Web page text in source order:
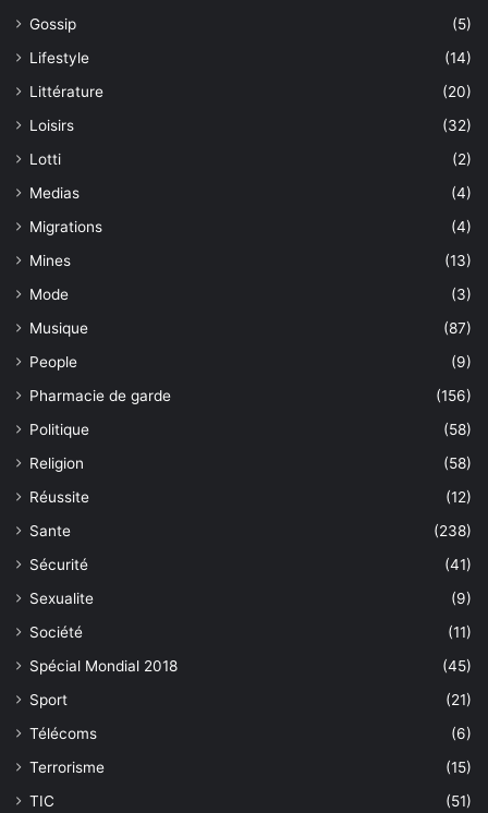
Gossip
(5)
Lifestyle
(14)
Littérature
(20)
Loisirs
(32)
Lotti
(2)
Medias
(4)
Migrations
(4)
Mines
(13)
Mode
(3)
Musique
(87)
People
(9)
Pharmacie de garde
(156)
Politique
(58)
Religion
(58)
Réussite
(12)
Sante
(238)
Sécurité
(41)
Sexualite
(9)
Société
(11)
Spécial Mondial 2018
(45)
Sport
(21)
Télécoms
(6)
Terrorisme
(15)
TIC
(51)